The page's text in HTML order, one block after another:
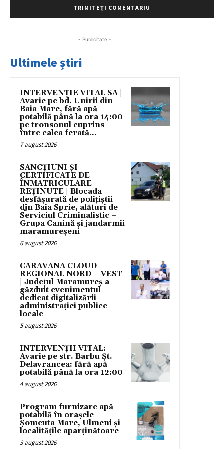
- Publicitate -
Ultimele știri
INTERVENȚIE VITAL SA |
Avarie pe bd. Unirii din
Baia Mare, fără apă
potabilă până la ora 14:00
pe tronsonul cuprins
între calea ferată...
7 august 2026
SANCȚIUNI ȘI
CERTIFICATE DE
ÎNMATRICULARE
REȚINUTE | Blocada
desfășurată de polițiștii
djn Baia Sprie, alături de
Serviciul Criminalistic –
Grupa Canină și jandarmii
maramureșeni
6 august 2026
CARAVANA CLOUD
REGIONAL NORD – VEST
| Județul Maramureș a
găzduit evenimentul
dedicat digitalizării
administrației publice
locale
5 august 2026
INTERVENȚII VITAL:
Avarie pe str. Barbu Șt.
Delavrancea: fără apă
potabilă până la ora 12:00
4 august 2026
Program furnizare apă
potabilă în orașele
Șomcuta Mare, Ulmeni și
localitățile aparținătoare
3 august 2026